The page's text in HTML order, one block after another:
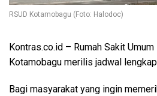
RSUD Kotamobagu (Foto: Halodoc)
Kontras.co.id – Rumah Sakit
Kotamobagu merilis jadwal
Bagi masyarakat yang ingin